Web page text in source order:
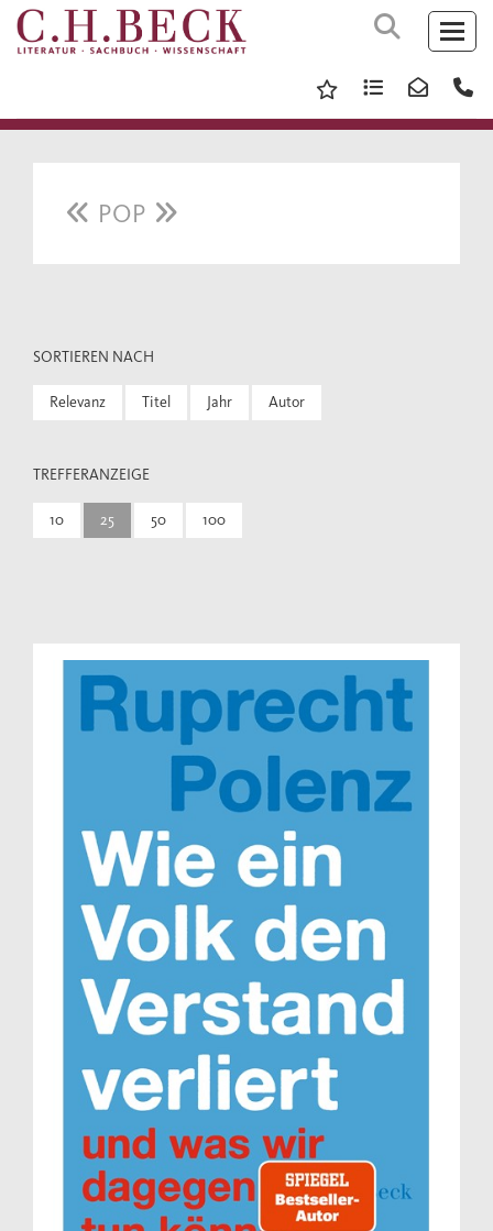
POP
SORTIEREN NACH
Relevanz Titel Jahr Autor
TREFFERANZEIGE
10 25 50 100